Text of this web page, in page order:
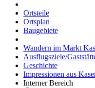
Ortsteile
Ortsplan
Baugebiete
Wandern im Markt
Ausflugsziele/
Geschichte
Impressionen aus
Interner Bereich